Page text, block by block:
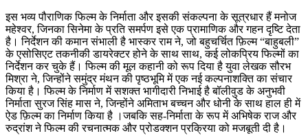
इस भव्य पौराणिक फिल्म के निर्माता और इसकी संकल्पना के सूत्रधार हैं मनोज
महेश्वर, जिनका सिनेमा के प्रति समर्पण इसे एक प्रामाणिक और गहन दृष्टि देता
है। निर्देशन की कमान संभाली है भास्कर राम ने, जो बहुचर्चित फ़िल्म “बाहुबली”
के एसोसिएट तकनीकी डायरेक्टर होने के साथ साथ, कई लोकप्रिय फिल्मों का
निर्देशन कर चुके हैं। फिल्म की मूल कहानी को रूप दिया है युवा लेखक सौरभ
मिश्रा ने, जिन्होंने समुंद्र मंथन की पृष्ठभूमि में एक नई कल्पनाशक्ति का संचार
किया है। फिल्म के निर्माण में सशक्त भागीदारी निभाई है बॉलीवुड के अनुभवी
निर्माता सुरज सिंह मास ने, जिन्होंने अमिताभ बच्चन और धोनी के साथ हाल ही में
ऐड फ़िल्म का निर्माण किया है ।जबकि सह-निर्माता के रूप में अभिषेक राज और
रुद्रांश ने फिल्म की रचनात्मक और प्रोडक्शन प्रक्रिया को मजबूती दी है।